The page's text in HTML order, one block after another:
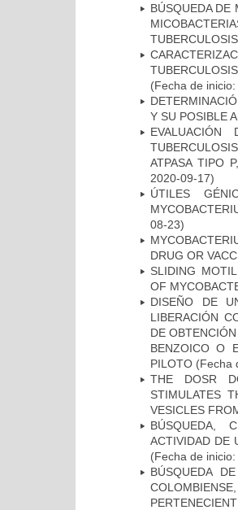
BÚSQUEDA DE
(Fecha de
Y SU POSIBLE
ATPASA TIPO
2020-09-17)
ÚTILES
08-23)
DRUG OR
SLIDING
OF
DISEÑO DE
LIBERACIÓN
DE
BENZOICO O
PILOTO (Fecha
THE DOSR
STIMULATES
VESICLES
BÚSQUEDA,
ACTIVIDAD DE
(Fecha de
BÚSQUEDA